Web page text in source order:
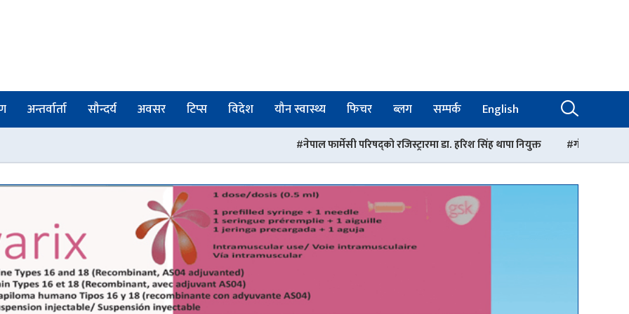
अन्तर्वार्ता सौन्दर्य अवसर टिप्स विदेश यौन स्वास्थ्य फिचर ब्लग सम्पर्क English
नेपाल फार्मेसी परिषद्को रजिस्ट्रारमा डा. हरिश सिंह थापा नियुक्त गंगालाल अस्पतालको निर्देशकमा डा.